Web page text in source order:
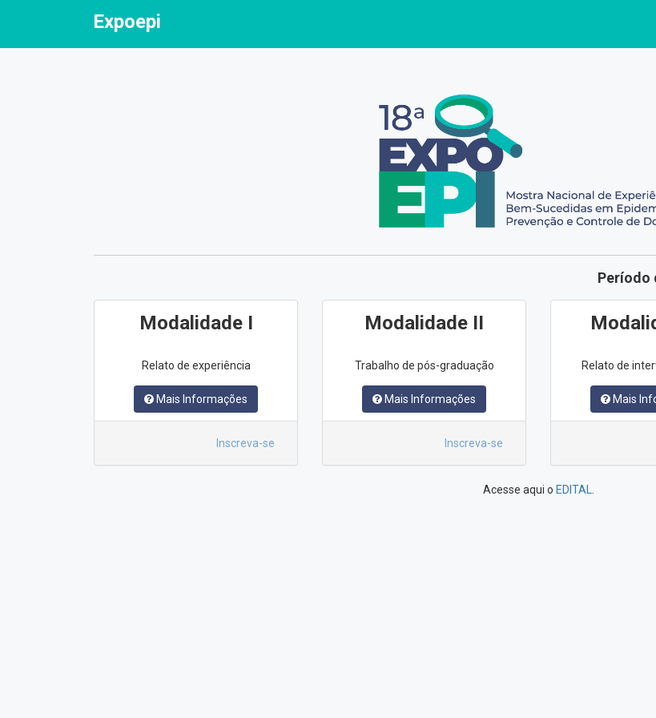
Expoepi
Período
Modalidade I
Relato de experiência
Mais Informações
Inscreva-se
Modalidade II
Trabalho de pós-graduação
Mais Informações
Inscreva-se
Relato de
Mais
Acesse aqui o EDITAL